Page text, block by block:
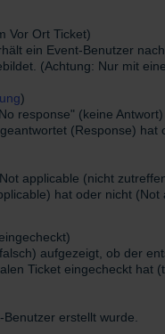
Vor Ort Ticket)
ein Event-Benutzer
(Achtung: Nur mit
)
response" (keine
(Response) hat
applicable (nicht
hat oder nicht (Not
aufgezeigt, ob der
Ticket eingecheckt hat
erstellt wurde.